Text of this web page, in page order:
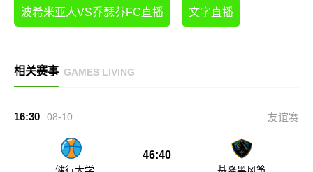
波希米亚人VS乔瑟芬FC直播 文字直播
相关赛事 GAMES LIVING
16:30 08-10 友谊赛
46:40